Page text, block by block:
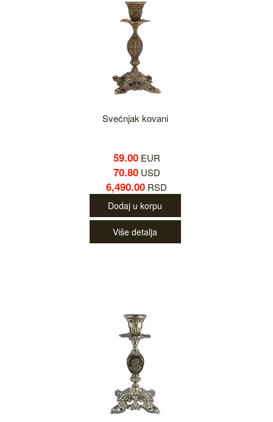
Svećnjak kovani
59.00EUR
70.80USD
6,490.00 RSD
Dodaj u korpu
Više detalja